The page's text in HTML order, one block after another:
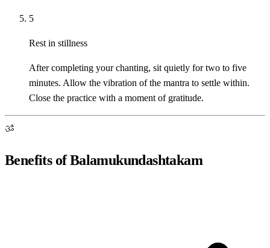
5
Rest in stillness
After completing your chanting, sit quietly for two to five
minutes. Allow the vibration of the mantra to settle within.
Close the practice with a moment of gratitude.
ॐ
Benefits of Balamukundashtakam